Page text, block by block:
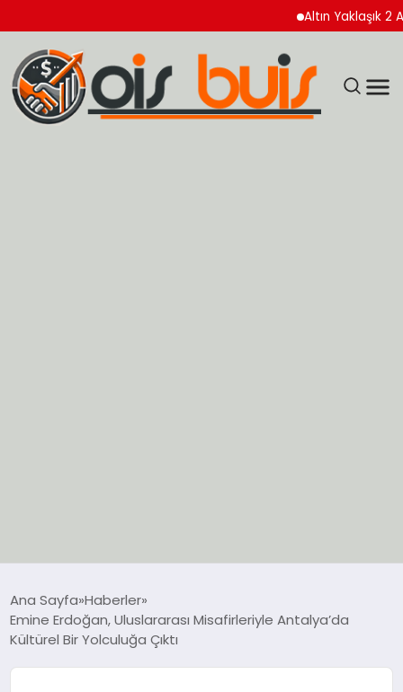
Altın Yaklaşık 2
EKONOMİ
Ana Sayfa Haberler
Emine Erdoğan, Uluslararası Misafirleriyle Antalya’da
Kültürel Bir Yolculuğa Çıktı